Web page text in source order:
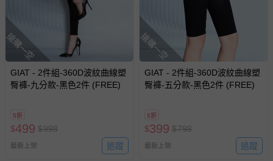
搶購一空
GIAT - 2件組-360D波紋曲線塑
臀褲-九分款-黑色2件 (FREE)
5折
$499 $998
最新上架 追蹤
搶購一空
GIAT - 2件組-360D波紋曲線塑
臀褲-五分款-黑色2件 (FREE)
5折
$399 $798
最新上架 追蹤